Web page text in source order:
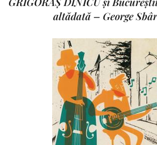
altădată – George